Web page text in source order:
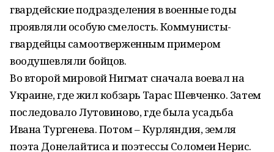
гвардейские подразделения в военные годы
проявляли особую смелость. Коммунисты-
гвардейцы самоотверженным примером
воодушевляли бойцов.
Во второй мировой Нигмат сначала воевал на
Украине, где жил кобзарь Тарас Шевченко. Затем
последовало Лутовиново, где была усадьба
Ивана Тургенева. Потом – Курляндия, земля
поэта Донелайтиса и поэтессы Соломеи Нерис.